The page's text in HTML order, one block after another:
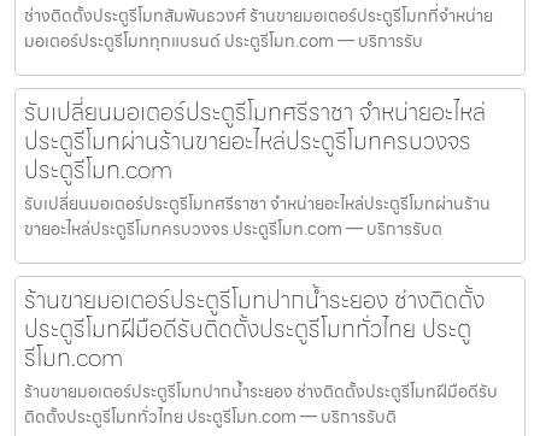
ช่างติดตั้งประตูรีโมทสัมพันธวงศ์ ร้านขายมอเตอร์ประตูรีโมทที่จำหน่าย
มอเตอร์ประตูรีโมททุกแบรนด์ ประตูรีโมท.com — บริการรับ
รับเปลี่ยนมอเตอร์ประตูรีโมทศรีราชา จำหน่ายอะไหล่
ประตูรีโมทผ่านร้านขายอะไหล่ประตูรีโมทครบวงจร
ประตูรีโมท.com
รับเปลี่ยนมอเตอร์ประตูรีโมทศรีราชา จำหน่ายอะไหล่ประตูรีโมทผ่านร้าน
ขายอะไหล่ประตูรีโมทครบวงจร ประตูรีโมท.com — บริการรับต
ร้านขายมอเตอร์ประตูรีโมทปากน้ำระยอง ช่างติดตั้ง
ประตูรีโมทฝีมือดีรับติดตั้งประตูรีโมททั่วไทย ประตู
รีโมท.com
ร้านขายมอเตอร์ประตูรีโมทปากน้ำระยอง ช่างติดตั้งประตูรีโมทฝีมือดีรับ
ติดตั้งประตูรีโมททั่วไทย ประตูรีโมท.com — บริการรับติ